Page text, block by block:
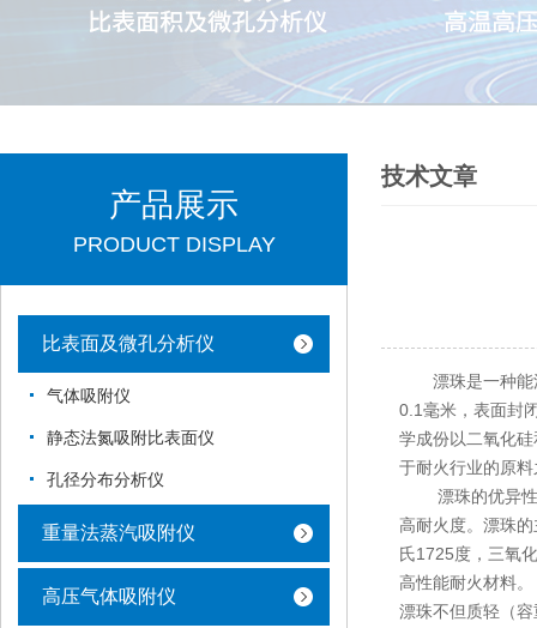
产品展示
PRODUCT DISPLAY
比表面及微孔分析仪
气体吸附仪
静态法氮吸附比表面仪
孔径分布分析仪
重量法蒸汽吸附仪
高压气体吸附仪
技术文章
漂珠是一种能浮
0.1毫米，表面封
学成份以二氧化
于耐火行业的原
漂珠的优异性
高耐火度。漂珠
氏1725度，三氧
高性能耐火材料
漂珠不但质轻（